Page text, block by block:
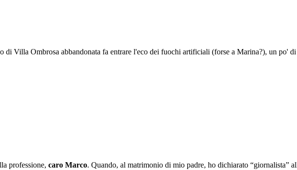
di Villa Ombrosa abbandonata fa entrare l'eco dei fuochi artificiali (forse a Marina?), un po' di
professione, caro Marco. Quando, al matrimonio di mio padre, ho dichiarato “giornalista”